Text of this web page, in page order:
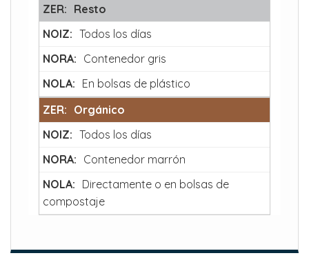
Resto
Todos los días
Contenedor gris
En bolsas de plástico
Orgánico
Todos los días
Contenedor marrón
Directamente o en bolsas de
compostaje